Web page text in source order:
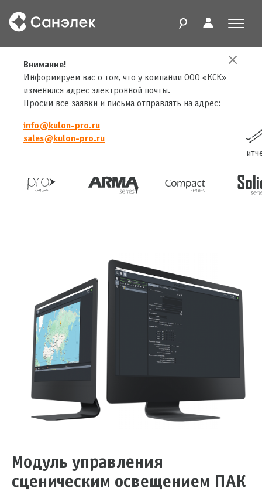
Внимание!
Информируем вас о том, что у компании ООО «КСК»
изменился адрес электронной почты.
Просим все заявки и письма отправлять на адрес:
info@kulon-pro.ru
sales@kulon-pro.ru
Главная Модуль управления сценическим освещением ПАК Кулон PRO Клиент
Модуль управления
сценическим освещением ПАК